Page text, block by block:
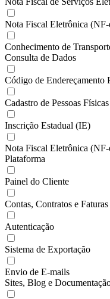
Nota Fiscal Eletrônica (NF-
Conhecimento de
Consulta de Dados
Código de Endereçamento
Cadastro de Pessoas
Inscrição Estadual (IE)
Nota Fiscal Eletrônica (NF-
Plataforma
Painel do Cliente
Contas, Contratos e Faturas
Autenticação
Sistema de Exportação
Envio de E-mails
Sites, Blog e